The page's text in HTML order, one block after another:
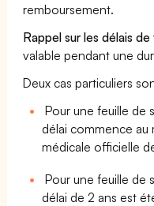
remboursement.
Rappel sur les délais
valable pendant une
Deux cas particuliers
Pour une feuille de
délai commence
médicale officielle
Pour une feuille de
délai de 2 ans est